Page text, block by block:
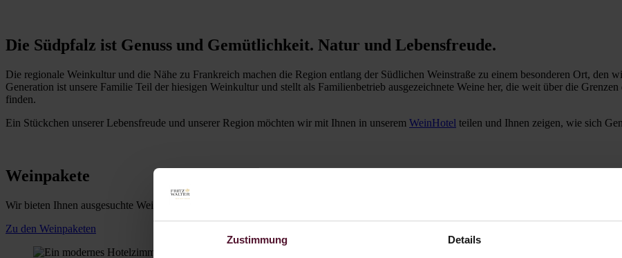
Zustimmung Details
Die Südpfalz ist Genuss und Gemütlichkeit. Natur und Lebensfreude.
Die regionale Weinkultur und die Nähe zu Frankreich machen die Region entlang der Südlichen Weinstraße zu einem besonderen Ort, den
Generation ist unsere Familie Teil der hiesigen Weinkultur und stellt als Familienbetrieb ausgezeichnete Weine her, die weit über die
finden.
Ein Stückchen unserer Lebensfreude und unserer Region möchten wir mit Ihnen in unserem WeinHotel teilen und Ihnen zeigen, wie sich
Weinpakete
Wir bieten Ihnen ausgesuchte Weinpakete an. Genießen Sie unsere Weine und Sekte zuhause.
Zu den Weinpaketen